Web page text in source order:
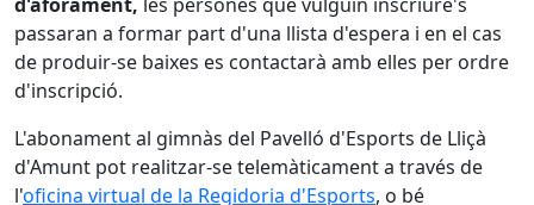
passaran a formar part d'una llista d'espera i en el cas
de produir-se baixes es contactarà amb elles per ordre
d'inscripció.
L'abonament al gimnàs del Pavelló d'Esports de Lliçà
d'Amunt pot realitzar-se telemàticament a través de
l'oficina virtual de la Regidoria d'Esports, o bé